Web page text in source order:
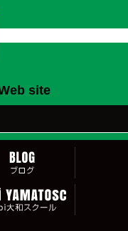
site